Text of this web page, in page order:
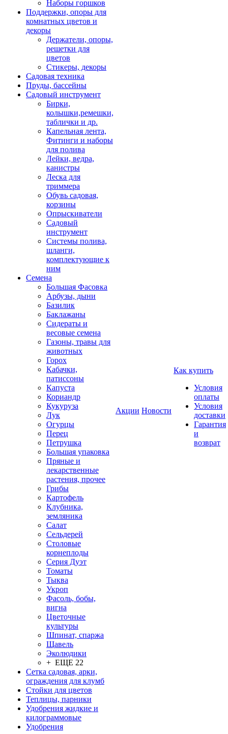
Наборы горшков
Поддержки, опоры для
комнатных цветов и
декоры
Держатели, опоры,
решетки для
цветов
Стикеры, декоры
Садовая техника
Пруды, бассейны
Садовый инструмент
Бирки,
колышки,ремешки,
таблички и др.
Капельная лента,
Фитинги и наборы
для полива
Лейки, ведра,
канистры
Леска для
триммера
Обувь садовая,
корзины
Опрыскиватели
Садовый
инструмент
Системы полива,
шланги,
комплектующие к
ним
Семена
Большая Фасовка
Арбузы, дыни
Базилик
Баклажаны
Сидераты и
весовые семена
Газоны, травы для
животных
Горох
Кабачки,
патиссоны
Капуста
Кориандр
Кукуруза
Лук
Огурцы
Перец
Петрушка
Большая упаковка
Пряные и
лекарственные
растения, прочее
Грибы
Картофель
Клубника,
земляника
Салат
Сельдерей
Столовые
корнеплоды
Серия Дуэт
Томаты
Тыква
Укроп
Фасоль, бобы,
вигна
Цветочные
культуры
Шпинат, спаржа
Щавель
Эколюдики
+ ЕЩЕ 22
Сетка садовая, арки,
ограждения для клумб
Стойки для цветов
Теплицы, парники
Удобрения жидкие и
килограммовые
Удобрения
Акции Новости
Как купить
Условия
оплаты
Условия
доставки
Гарантия
и
возврат